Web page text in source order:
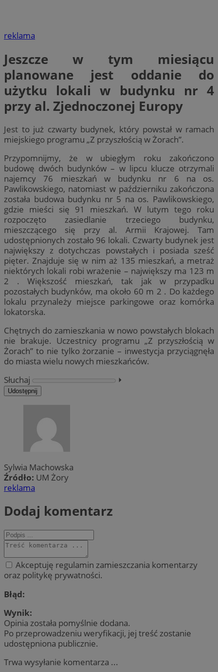
reklama
Jeszcze w tym miesiącu
planowane jest oddanie do
użytku lokali w budynku nr 4
przy al. Zjednoczonej Europy
Jest to już czwarty budynek, który powstał w ramach
miejskiego programu „Z przyszłością w Żorach”.
Przypomnijmy, że w ubiegłym roku zakończono
budowę dwóch budynków – w lipcu klucze otrzymali
najemcy 76 mieszkań w budynku nr 6 na os.
Pawlikowskiego, natomiast w październiku zakończona
została budowa budynku nr 5 na os. Pawlikowskiego,
gdzie mieści się 91 mieszkań. W lutym tego roku
rozpoczęto zasiedlanie trzeciego budynku,
mieszczącego się przy al. Armii Krajowej. Tam
udostępnionych zostało 96 lokali. Czwarty budynek jest
największy z dotychczas powstałych i posiada sześć
pięter. Znajduje się w nim aż 135 mieszkań, a metraż
niektórych lokali robi wrażenie – największy ma 123 m
2 . Większość mieszkań, tak jak w przypadku
pozostałych budynków, ma około 60 m 2 . Do każdego
lokalu przynależy miejsce parkingowe oraz komórka
lokatorska.
Chętnych do zamieszkania w nowo powstałych blokach
nie brakuje. Uczestnicy programu „Z przyszłością w
Żorach” to nie tylko żorzanie – inwestycja przyciągnęła
do miasta wielu nowych mieszkańców.
Słuchaj
⏵︎
Udostępnij
Sylwia Machowska
Źródło: UM Żory
reklama
Dodaj komentarz
Akceptuję regulamin zamieszczania komentarzy
oraz politykę prywatności.
Błąd:
Wynik:
Opinia została pomyślnie dodana.
Po przeprowadzeniu weryfikacji, jej treść zostanie
udostępniona publicznie.
Trwa wysyłanie komentarza ...